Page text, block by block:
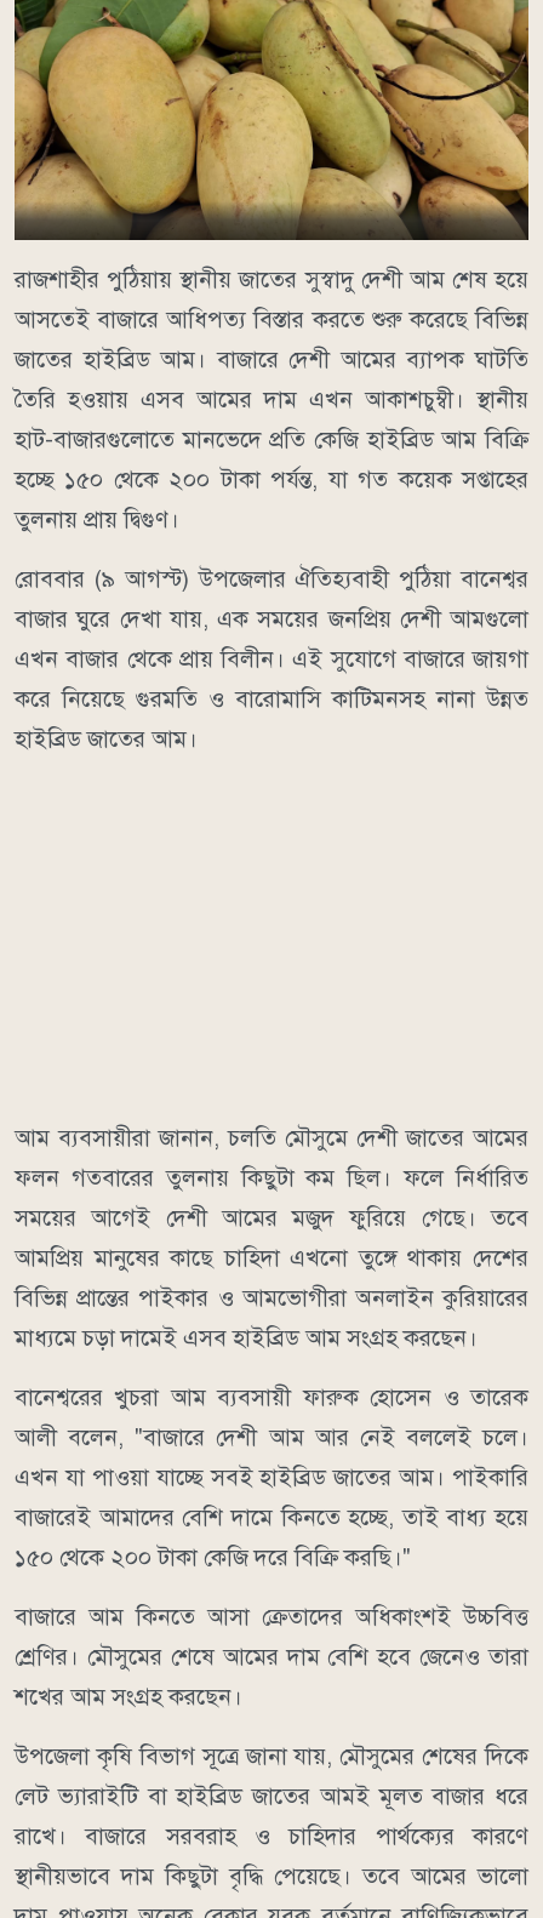
রাজশাহীর পুঠিয়ায় স্থানীয় জাতের সুস্বাদু দেশী আম শেষ হয়ে
আসতেই বাজারে আধিপত্য বিস্তার করতে শুরু করেছে বিভিন্ন
জাতের হাইব্রিড আম। বাজারে দেশী আমের ব্যাপক ঘাটতি
তৈরি হওয়ায় এসব আমের দাম এখন আকাশচুম্বী। স্থানীয়
হাট-বাজারগুলোতে মানভেদে প্রতি কেজি হাইব্রিড আম বিক্রি
হচ্ছে ১৫০ থেকে ২০০ টাকা পর্যন্ত, যা গত কয়েক সপ্তাহের
তুলনায় প্রায় দ্বিগুণ।
রোববার (৯ আগস্ট) উপজেলার ঐতিহ্যবাহী পুঠিয়া বানেশ্বর
বাজার ঘুরে দেখা যায়, এক সময়ের জনপ্রিয় দেশী আমগুলো
এখন বাজার থেকে প্রায় বিলীন। এই সুযোগে বাজারে জায়গা
করে নিয়েছে গুরমতি ও বারোমাসি কাটিমনসহ নানা উন্নত
হাইব্রিড জাতের আম।
আম ব্যবসায়ীরা জানান, চলতি মৌসুমে দেশী জাতের আমের
ফলন গতবারের তুলনায় কিছুটা কম ছিল। ফলে নির্ধারিত
সময়ের আগেই দেশী আমের মজুদ ফুরিয়ে গেছে। তবে
আমপ্রিয় মানুষের কাছে চাহিদা এখনো তুঙ্গে থাকায় দেশের
বিভিন্ন প্রান্তের পাইকার ও আমভোগীরা অনলাইন কুরিয়ারের
মাধ্যমে চড়া দামেই এসব হাইব্রিড আম সংগ্রহ করছেন।
বানেশ্বরের খুচরা আম ব্যবসায়ী ফারুক হোসেন ও তারেক
আলী বলেন, "বাজারে দেশী আম আর নেই বললেই চলে।
এখন যা পাওয়া যাচ্ছে সবই হাইব্রিড জাতের আম। পাইকারি
বাজারেই আমাদের বেশি দামে কিনতে হচ্ছে, তাই বাধ্য হয়ে
১৫০ থেকে ২০০ টাকা কেজি দরে বিক্রি করছি।"
বাজারে আম কিনতে আসা ক্রেতাদের অধিকাংশই উচ্চবিত্ত
শ্রেণির। মৌসুমের শেষে আমের দাম বেশি হবে জেনেও তারা
শখের আম সংগ্রহ করছেন।
উপজেলা কৃষি বিভাগ সূত্রে জানা যায়, মৌসুমের শেষের দিকে
লেট ভ্যারাইটি বা হাইব্রিড জাতের আমই মূলত বাজার ধরে
রাখে। বাজারে সরবরাহ ও চাহিদার পার্থক্যের কারণে
স্থানীয়ভাবে দাম কিছুটা বৃদ্ধি পেয়েছে। তবে আমের ভালো